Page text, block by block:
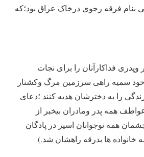
بنام فرقه رجوی درخاک عراق بود؛که
فداکارآنان را برای نجات
سمیه راهی سرزمین مرگ وکشتار
را به دخترشان هدیه کنند ؛دعای
همه پدر ومادران بیخبر از
همه نوجوانان اسیر در پادگان
ها بدرقه راهشان شد.)